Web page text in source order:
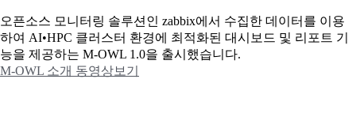
오픈소스 모니터링 솔루션인 zabbix에서 수집한 데이터를 이용
하여 AI•HPC 클러스터 환경에 최적화된 대시보드 및 리포트 기
능을 제공하는 M-OWL 1.0을 출시했습니다.
M-OWL 소개 동영상보기